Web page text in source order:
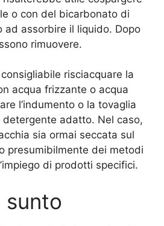
o con del bicarbonato di
ad assorbire il liquido. Dopo
rimuovere.
risciacquare la
acqua frizzante o acqua
l’indumento o la tovaglia
detergente adatto. Nel caso,
sia ormai seccata sul
presumibilmente dei metodi
di prodotti specifici.
sunto